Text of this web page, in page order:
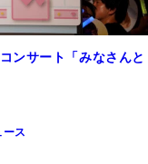
ンサート「みなさんと
ース